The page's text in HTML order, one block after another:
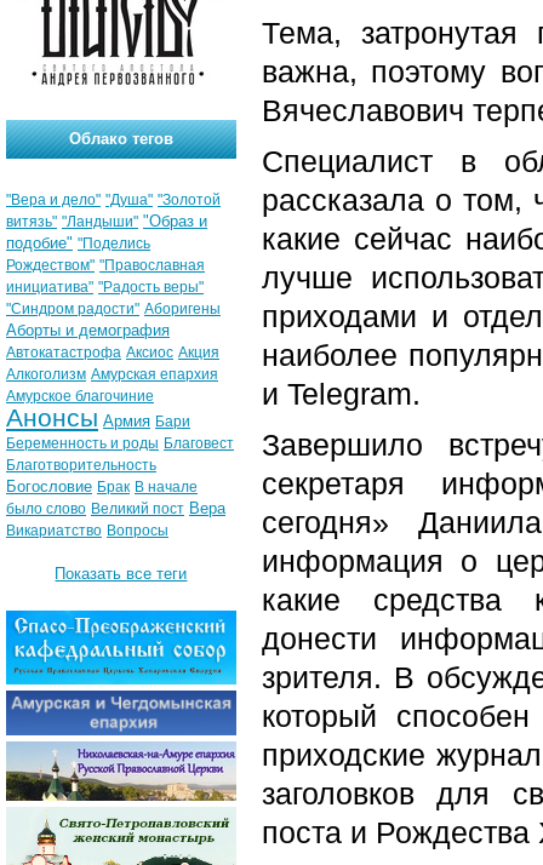
Тема,
важна, поэтому
Вячеславович
Специалист в
рассказала о том,
какие сейчас
лучше
приходами и
наиболее
и Telegram.
Завершило
секретаря
сегодня»
информация о
какие средства
донести
зрителя. В
который
приходские
заголовков для
поста и Рождества
Облако тегов
"Вера и дело" "Душа" "Золотой
витязь" "Ландыши" "Образ и
подобие" "Поделись
Рождеством" "Православная
инициатива" "Радость веры"
"Синдром радости" Аборигены
Аборты и демография
Автокатастрофа Аксиос Акция
Алкоголизм Амурская епархия
Амурское благочиние
Анонсы Армия Бари
Беременность и роды Благовест
Благотворительность
Богословие Брак В начале
было слово Великий пост Вера
Викариатство Вопросы
Показать все теги